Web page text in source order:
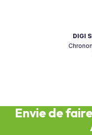
Vendor:
DIGI
Envie de